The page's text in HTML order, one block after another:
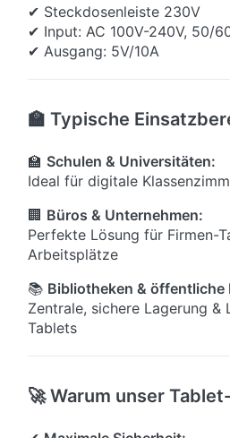
✔ Steckdosenleiste 230V
✔ Input: AC 100V-240V, 50/
✔ Ausgang: 5V/10A
🏫 Typische
🏫 Schulen & Universitäten:
Ideal für digitale
🏢 Büros & Unternehmen:
Perfekte Lösung für Firmen-
Arbeitsplätze
📚 Bibliotheken & öffentliche
Zentrale, sichere Lagerung
Tablets
🚀 Warum unser